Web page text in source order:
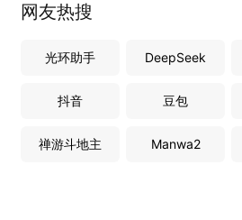
网友热搜
光环助手 DeepSeek
抖音 豆包
禅游斗地主 Manwa2